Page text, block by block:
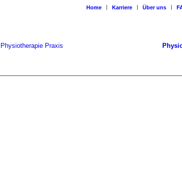
Home Karriere Über uns